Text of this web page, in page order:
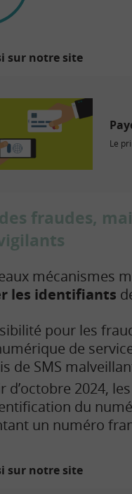
sur notre site
Le
fraudes,
mécanismes
les identifiants
pour les
de
de SMS
d’octobre 2024,
du
un numéro
sur notre site